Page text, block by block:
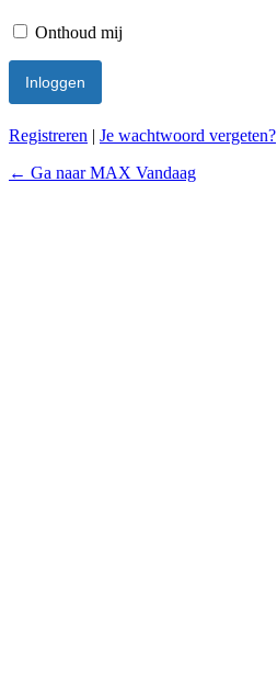
Onthoud mij
Registreren | Je wachtwoord vergeten?
← Ga naar MAX Vandaag